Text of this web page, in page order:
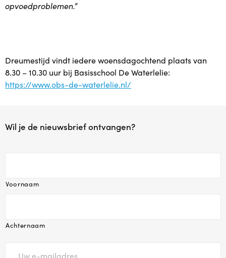
opvoedproblemen.”
Dreumestijd vindt iedere woensdagochtend plaats van
8.30 – 10.30 uur bij Basisschool De Waterlelie:
https://www.obs-de-waterlelie.nl/
Wil je de nieuwsbrief ontvangen?
Voornaam
Achternaam